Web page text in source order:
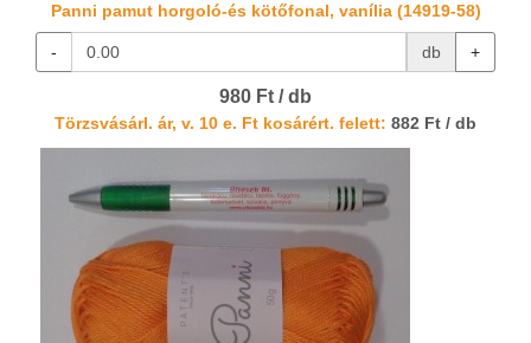
Panni pamut horgoló-és kötőfonal, vanília (14919-58)
- db +
980 Ft / db
Törzsvásárl. ár, v. 10 e. Ft kosárért. felett: 882 Ft / db